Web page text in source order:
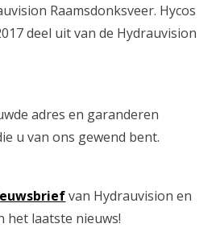
Raamsdonksveer. Hycos
deel uit van de Hydrauvision
adres en garanderen
u van ons gewend bent.
van Hydrauvision en
het laatste nieuws!